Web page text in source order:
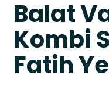
Balat
Kombi
Fatih